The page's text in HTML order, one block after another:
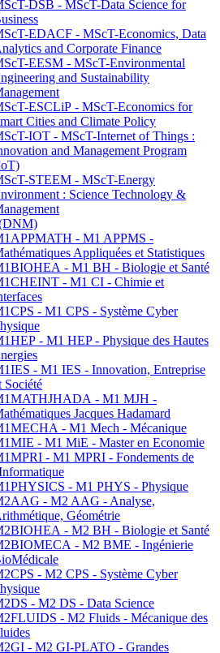
DSB - MScT-Data Science for
EDACF - MScT-Economics, Data
and Corporate Finance
EESM - MScT-Environmental
and Sustainability
ESCLiP - MScT-Economics for
Cities and Climate Policy
IOT - MScT-Internet of Things :
and Management Program
STEEM - MScT-Energy
: Science Technology &
- M1 APPMS -
Appliquées et Statistiques
- M1 BH - Biologie et Santé
- M1 CI - Chimie et
- M1 CPS - Système Cyber
- M1 HEP - Physique des Hautes
- M1 IES - Innovation, Entreprise
Société
- M1 MJH -
Jacques Hadamard
- M1 Mech - Mécanique
- M1 MiE - Master en Economie
- M1 MPRI - Fondements de
- M1 PHYS - Physique
- M2 AAG - Analyse,
Géométrie
- M2 BH - Biologie et Santé
- M2 BME - Ingénierie
- M2 CPS - Système Cyber
- M2 DS - Data Science
- M2 Fluids - Mécanique des
- M2 GI-PLATO - Grandes